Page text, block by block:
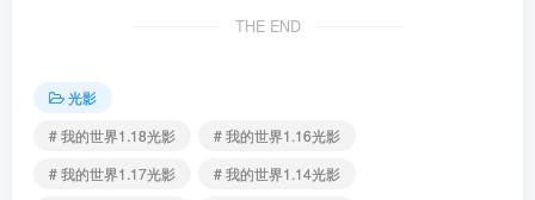
THE END
光影
# 我的世界1.18光影
# 我的世界1.16光影
# 我的世界1.17光影
# 我的世界1.14光影